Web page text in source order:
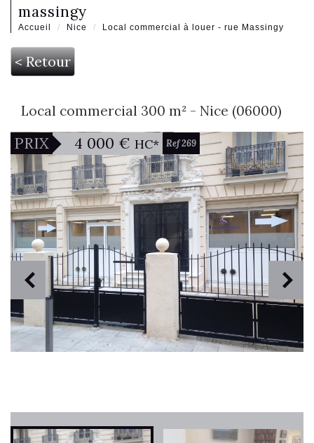
massingy
Accueil Nice Local commercial à louer - rue Massingy
< Retour
Local commercial 300 m² - Nice (06000)
PRIX 4 000 € HC* Ref 269